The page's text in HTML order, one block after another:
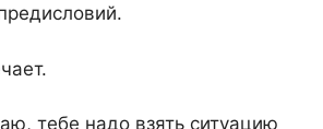
тебе надо взять ситуацию